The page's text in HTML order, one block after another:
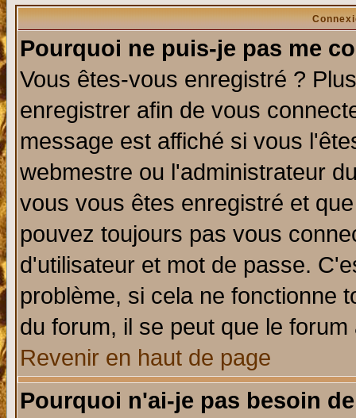
Pourquoi ne puis-je pas me
Vous êtes-vous enregistré ?
enregistrer afin de vous
message est affiché si vous
webmestre ou l'administrateur
vous vous êtes enregistré et
pouvez toujours pas vous
d'utilisateur et mot de passe.
problème, si cela ne fonctionne
du forum, il se peut que le
Revenir en haut de page
Pourquoi n'ai-je pas besoin